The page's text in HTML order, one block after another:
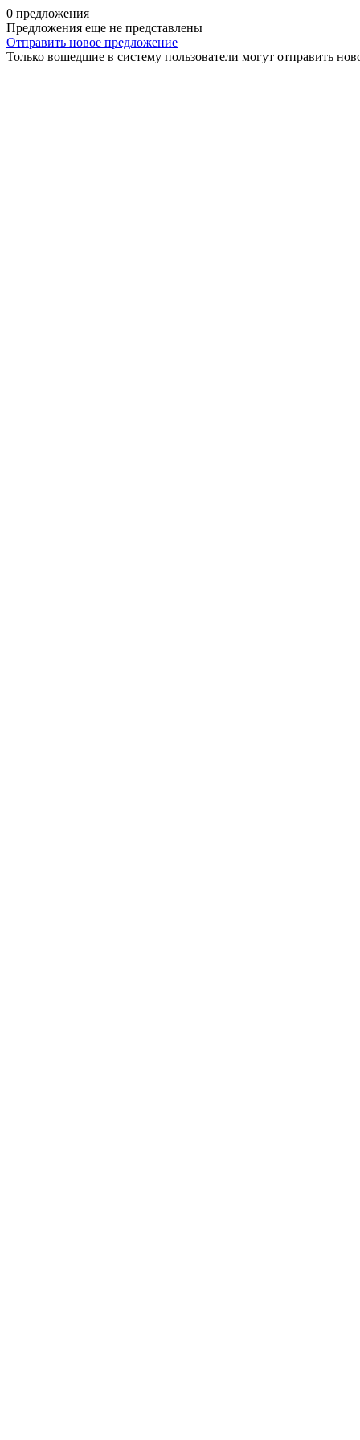
0 предложения
Предложения еще не представлены
Отправить новое предложение
Только вошедшие в систему пользователи могут отправить